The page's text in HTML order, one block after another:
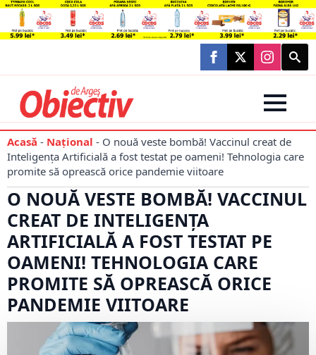
Search
for:
Acasă - Național - O nouă veste bombă! Vaccinul creat de
Inteligența Artificială a fost testat pe oameni! Tehnologia care
promite să oprească orice pandemie viitoare
O NOUĂ VESTE BOMBĂ! VACCINUL
CREAT DE INTELIGENȚA
ARTIFICIALĂ A FOST TESTAT PE
OAMENI! TEHNOLOGIA CARE
PROMITE SĂ OPREASCĂ ORICE
PANDEMIE VIITOARE